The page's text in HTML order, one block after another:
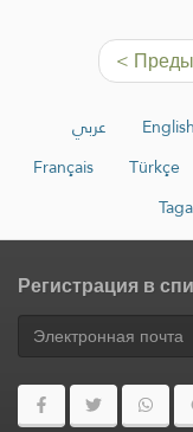
<
عربي English
Français
Türkçe
Регистрация в